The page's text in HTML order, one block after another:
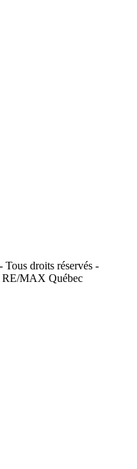
droits réservés -
RE/MAX Québec